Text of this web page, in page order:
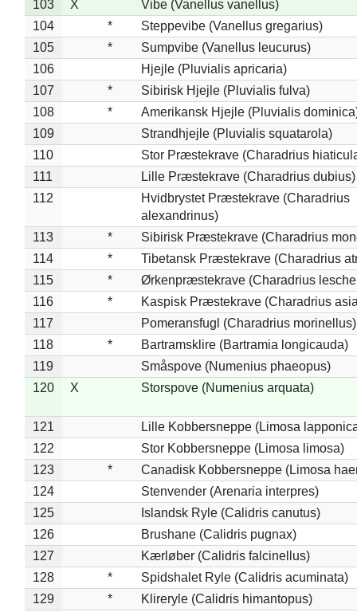
103 X
Vibe (Vanellus vanellus)
104
*
Steppevibe (Vanellus gregarius)
105
*
Sumpvibe (Vanellus leucurus)
106
Hjejle (Pluvialis apricaria)
107
*
Sibirisk Hjejle (Pluvialis fulva)
108
*
Amerikansk Hjejle (Pluvialis
109
Strandhjejle (Pluvialis squatarola)
110
Stor Præstekrave (Charadrius
111
Lille Præstekrave (Charadrius dubius)
112
Hvidbrystet Præstekrave (Charadrius
alexandrinus)
113
*
Sibirisk Præstekrave (Charadrius
114
*
Tibetansk Præstekrave (Charadrius
115
*
Ørkenpræstekrave (Charadrius
116
*
Kaspisk Præstekrave (Charadrius
117
Pomeransfugl (Charadrius morinellus)
118
*
Bartramsklire (Bartramia longicauda)
119
Småspove (Numenius phaeopus)
120
X Storspove (Numenius arquata)
121
Lille Kobbersneppe (Limosa
122
Stor Kobbersneppe (Limosa limosa)
123
*
Canadisk Kobbersneppe (Limosa
124
Stenvender (Arenaria interpres)
125
Islandsk Ryle (Calidris canutus)
126
Brushane (Calidris pugnax)
127
Kærløber (Calidris falcinellus)
128
*
Spidshalet Ryle (Calidris acuminata)
129
*
Klireryle (Calidris himantopus)